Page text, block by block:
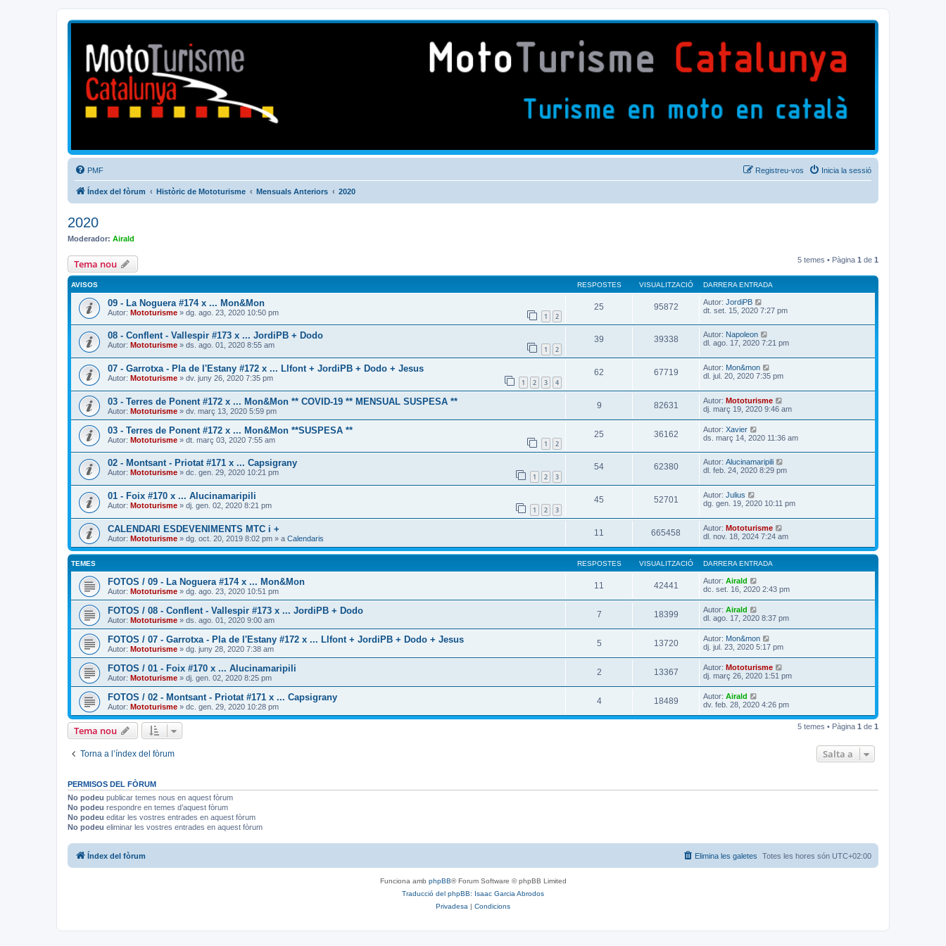
Mototurisme
Turisme en moto en català
PMF Inicia la sessió
Registreu-vos
Índex del fòrum Històric de Mototurisme Mensuals Anteriors 2020
2020
Moderador: Airald
Tema nou 5 temes • Pàgina 1 de 1
AVISOS RESPOSTES VISUALITZACIÓ DARRERA ENTRADA
09 - La Noguera #174 x ... Mon&Mon
Autor: Mototurisme » dg. ago. 23, 2020 10:50 pm 1 2
25 95872 Autor: JordiPB
dt. set. 15, 2020 7:27 pm
08 - Conflent - Vallespir #173 x ... JordiPB + Dodo
Autor: Mototurisme » ds. ago. 01, 2020 8:55 am 1 2
39 39338 Autor: Napoleon
dl. ago. 17, 2020 7:21 pm
07 - Garrotxa - Pla de l'Estany #172 x ... Llfont + JordiPB + Dodo + Jesus
Autor: Mototurisme » dv. juny 26, 2020 7:35 pm 1 2 3 4
62 67719 Autor: Mon&mon
dl. jul. 20, 2020 7:35 pm
03 - Terres de Ponent #172 x ... Mon&Mon ** COVID-19 ** MENSUAL SUSPESA **
Autor: Mototurisme » dv. març 13, 2020 5:59 pm
9 82631 Autor: Mototurisme
dj. març 19, 2020 9:46 am
03 - Terres de Ponent #172 x ... Mon&Mon **SUSPESA **
Autor: Mototurisme » dt. març 03, 2020 7:55 am 1 2
25 36162 Autor: Xavier
ds. març 14, 2020 11:36 am
02 - Montsant - Priotat #171 x ... Capsigrany
Autor: Mototurisme » dc. gen. 29, 2020 10:21 pm 1 2 3
54 62380 Autor: Alucinamaripili
dl. feb. 24, 2020 8:29 pm
01 - Foix #170 x ... Alucinamaripili
Autor: Mototurisme » dj. gen. 02, 2020 8:21 pm 1 2 3
45 52701 Autor: Julius
dg. gen. 19, 2020 10:11 pm
CALENDARI ESDEVENIMENTS MTC i +
Autor: Mototurisme » dg. oct. 20, 2019 8:02 pm » a Calendaris
11 665458 Autor: Mototurisme
dl. nov. 18, 2024 7:24 am
TEMES RESPOSTES VISUALITZACIÓ DARRERA ENTRADA
FOTOS / 09 - La Noguera #174 x ... Mon&Mon
Autor: Mototurisme » dg. ago. 23, 2020 10:51 pm
11 42441 Autor: Airald
dc. set. 16, 2020 2:43 pm
FOTOS / 08 - Conflent - Vallespir #173 x ... JordiPB + Dodo
Autor: Mototurisme » ds. ago. 01, 2020 9:00 am
7 18399 Autor: Airald
dl. ago. 17, 2020 8:37 pm
FOTOS / 07 - Garrotxa - Pla de l'Estany #172 x ... Llfont + JordiPB + Dodo + Jesus
Autor: Mototurisme » dg. juny 28, 2020 7:38 am
5 13720 Autor: Mon&mon
dj. jul. 23, 2020 5:17 pm
FOTOS / 01 - Foix #170 x ... Alucinamaripili
Autor: Mototurisme » dj. gen. 02, 2020 8:25 pm
2 13367 Autor: Mototurisme
dj. març 26, 2020 1:51 pm
FOTOS / 02 - Montsant - Priotat #171 x ... Capsigrany
Autor: Mototurisme » dc. gen. 29, 2020 10:28 pm
4 18489 Autor: Airald
dv. feb. 28, 2020 4:26 pm
Tema nou 5 temes • Pàgina 1 de 1
Torna a l’índex del fòrum Salta a
PERMISOS DEL FÒRUM
No podeu publicar temes nous en aquest fòrum
No podeu respondre en temes d’aquest fòrum
No podeu editar les vostres entrades en aquest fòrum
No podeu eliminar les vostres entrades en aquest fòrum
Índex del fòrum Totes les hores són UTC+02:00
Elimina les galetes
Funciona amb phpBB® Forum Software © phpBB Limited
Traducció del phpBB: Isaac Garcia Abrodos
Privadesa | Condicions